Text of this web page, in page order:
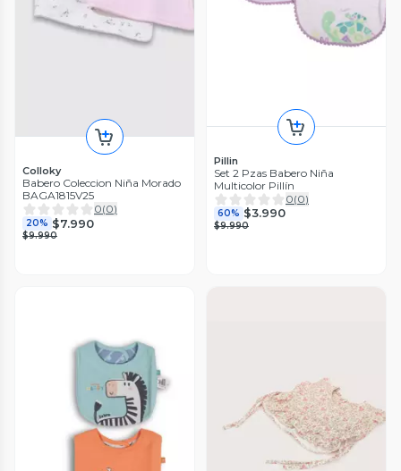
Colloky
Babero Coleccion Niña Morado
BAGA1815V25
0(0)
20% $7.990
$9.990
Pillin
Set 2 Pzas Babero Niña
Multicolor Pillín
0(0)
60% $3.990
$9.990